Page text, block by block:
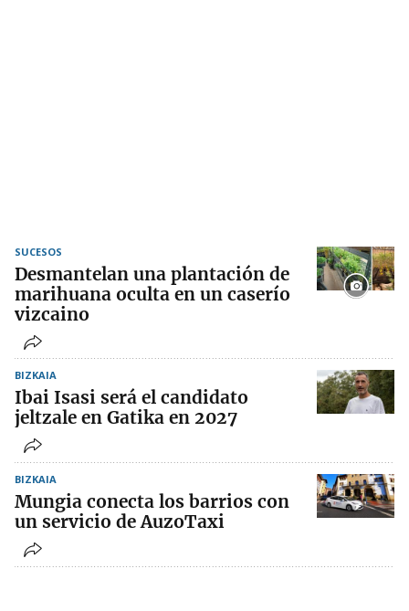
SUCESOS
Desmantelan una plantación de
marihuana oculta en un caserío
vizcaino
BIZKAIA
Ibai Isasi será el candidato
jeltzale en Gatika en 2027
BIZKAIA
Mungia conecta los barrios con
un servicio de AuzoTaxi